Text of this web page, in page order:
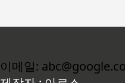
이메일: